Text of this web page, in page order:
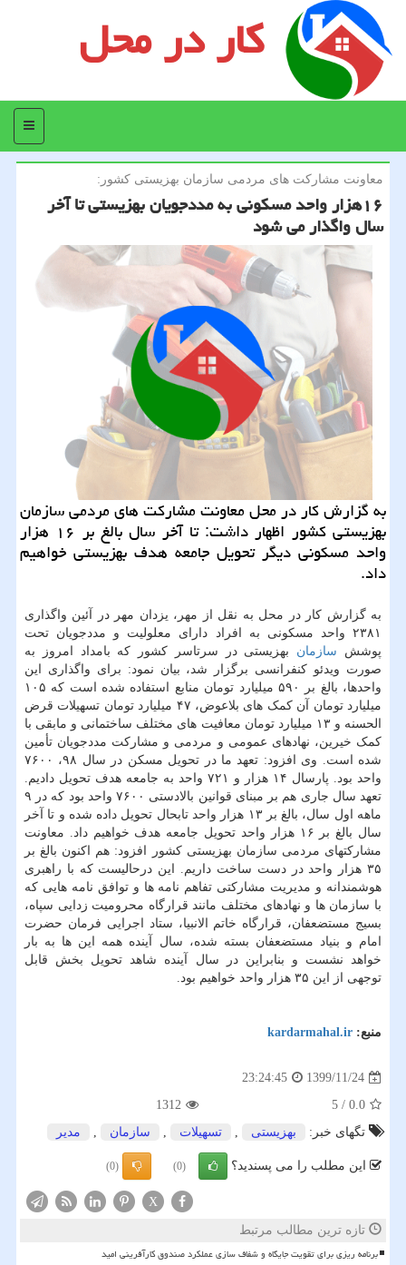
کار در محل
منو
معاونت مشاركت های مردمی سازمان بهزیستی كشور:
۱۶هزار واحد مسكونی به مددجویان بهزیستی تا آخر
سال واگذار می شود
به گزارش کار در محل معاونت مشارکت های مردمی سازمان
بهزیستی کشور اظهار داشت: تا آخر سال بالغ بر ۱۶ هزار
واحد مسکونی دیگر تحویل جامعه هدف بهزیستی خواهیم
داد.
به گزارش کار در محل به نقل از مهر، یزدان مهر در آئین واگذاری
۲۳۸۱ واحد مسکونی به افراد دارای معلولیت و مددجویان تحت
پوشش سازمان بهزیستی در سرتاسر کشور که بامداد امروز به
صورت ویدئو کنفرانسی برگزار شد، بیان نمود: برای واگذاری این
واحدها، بالغ بر ۵۹۰ میلیارد تومان منابع استفاده شده است که ۱۰۵
میلیارد تومان آن کمک های بلاعوض، ۴۷ میلیارد تومان تسهیلات قرض
الحسنه و ۱۳ میلیارد تومان معافیت های مختلف ساختمانی و مابقی با
کمک خیرین، نهادهای عمومی و مردمی و مشارکت مددجویان تأمین
شده است. وی افزود: تعهد ما در تحویل مسکن در سال ۹۸، ۷۶۰۰
واحد بود. پارسال ۱۴ هزار و ۷۲۱ واحد به جامعه هدف تحویل دادیم.
تعهد سال جاری هم بر مبنای قوانین بالادستی ۷۶۰۰ واحد بود که در ۹
ماهه اول سال، بالغ بر ۱۳ هزار واحد تابحال تحویل داده شده و تا آخر
سال بالغ بر ۱۶ هزار واحد تحویل جامعه هدف خواهیم داد. معاونت
مشارکتهای مردمی سازمان بهزیستی کشور افزود: هم اکنون بالغ بر
۳۵ هزار واحد در دست ساخت داریم. این درحالیست که با راهبری
هوشمندانه و مدیریت مشارکتی تفاهم نامه ها و توافق نامه هایی که
با سازمان ها و نهادهای مختلف مانند قرارگاه محرومیت زدایی سپاه،
بسیج مستضعفان، قرارگاه خاتم الانبیا، ستاد اجرایی فرمان حضرت
امام و بنیاد مستضعفان بسته شده، سال آینده همه این ها به بار
خواهد نشست و بنابراین در سال آینده شاهد تحویل بخش قابل
توجهی از این ۳۵ هزار واحد خواهیم بود.
منبع: kardarmahal.ir
1399/11/24
23:24:45
0.0
/
5
1312
تگهای خبر:
بهزیستی , تسهیلات , سازمان , مدیر
این مطلب را می پسندید؟ (0)
(0)
X
تازه ترین مطالب مرتبط
برنامه ریزی برای تقویت جایگاه و شفاف سازی عملکرد صندوق کارآفرینی امید